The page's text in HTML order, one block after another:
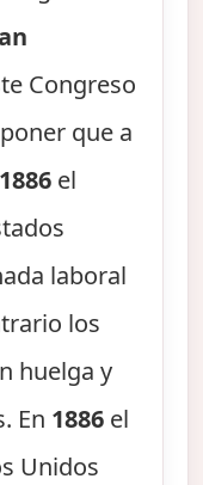
Congreso
que a
el
laboral
los
huelga y
En 1886 el
Unidos